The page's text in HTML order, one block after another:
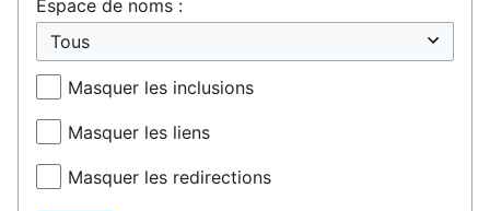
Espace de noms :
Masquer les inclusions
Masquer les liens
Masquer les redirections